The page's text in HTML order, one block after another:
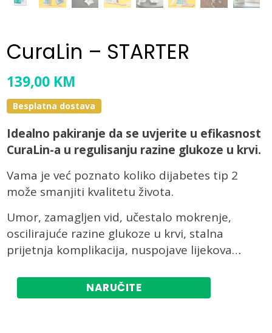
CuraLin – STARTER
139,00 KM
Besplatna dostava
Idealno pakiranje da se uvjerite u efikasnost
CuraLin-a u regulisanju razine glukoze u krvi.
Vama je već poznato koliko dijabetes tip 2
može smanjiti kvalitetu života.
Umor, zamagljen vid, učestalo mokrenje,
oscilirajuće razine glukoze u krvi, stalna
prijetnja komplikacija, nuspojave lijekova…
NARUČITE